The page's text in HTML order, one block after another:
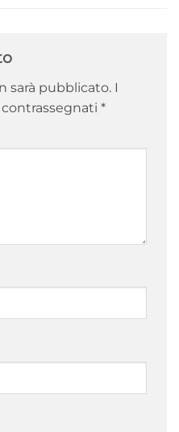
sarà pubblicato. I
*